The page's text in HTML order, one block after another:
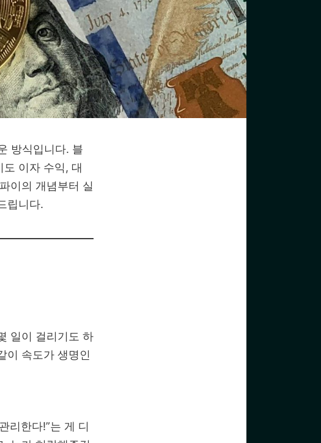
방식입니다. 블
이자 수익, 대
이의 개념부터 실
립니다.
일이 걸리기도 하
이 속도가 생명인
리한다!”는 게 디